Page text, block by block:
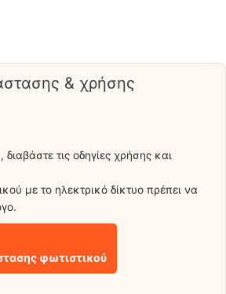
& χρήσης
τις οδηγίες χρήσης και
με το ηλεκτρικό δίκτυο πρέπει να
φωτιστικού